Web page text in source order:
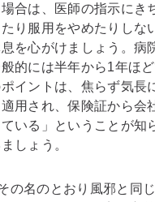
合は、医師の指示にき
り服用をやめたりしな
を心がけましょう。病
的には半年から1年ほ
イントは、焦らず気長
用され、保険証から会
いる」ということが知
しょう。
の名のとおり風邪と同じ